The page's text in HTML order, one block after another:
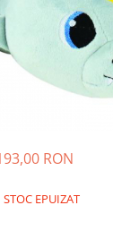
RON
STOC EPUIZAT